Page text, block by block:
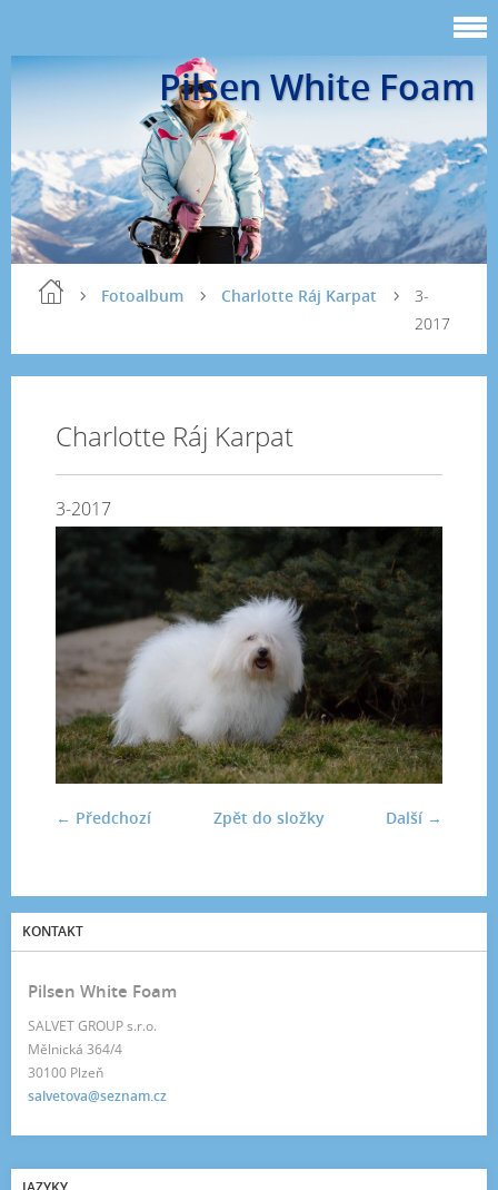
Pilsen White Foam
Fotoalbum Charlotte Ráj Karpat
3-
2017
Charlotte Ráj Karpat
3-2017
← Předchozí Další →
Zpět do složky
KONTAKT
Pilsen White Foam
SALVET GROUP s.r.o.
Mělnická 364/4
30100 Plzeň
salvetova@seznam.cz